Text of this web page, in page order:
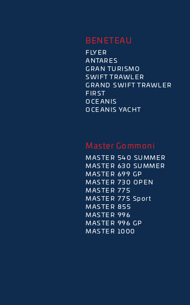
BENETEAU
FLYER
ANTARES
GRAN TURISMO
SWIFT TRAWLER
GRAND SWIFT TRAWLER
FIRST
OCEANIS
OCEANIS YACHT
Master Gommoni
MASTER 540 SUMMER
MASTER 630 SUMMER
MASTER 699 GP
MASTER 730 OPEN
MASTER 775
MASTER 775 Sport
MASTER 855
MASTER 996
MASTER 996 GP
MASTER 1000